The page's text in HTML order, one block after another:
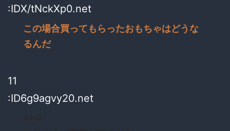
:IDX/tNckXp0.net
この場合買ってもらったおもちゃはどうな
るんだ
11
:ID6g9agvy20.net